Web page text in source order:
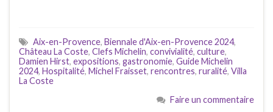
Aix-en-Provence, Biennale d'Aix-en-Provence 2024,
Château La Coste, Clefs Michelin, convivialité, culture,
Damien Hirst, expositions, gastronomie, Guide Michelin
2024, Hospitalité, Michel Fraisset, rencontres, ruralité, Villa
La Coste
Faire un commentaire